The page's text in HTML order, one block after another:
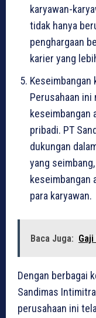
karyawan-
tidak hanya
penghargaan
karier yang
Keseimbangan
Perusahaan ini
keseimbangan
pribadi. PT
dukungan
yang
keseimbangan
para karyawan.
Baca Juga:
Dengan berbagai
Sandimas
perusahaan ini